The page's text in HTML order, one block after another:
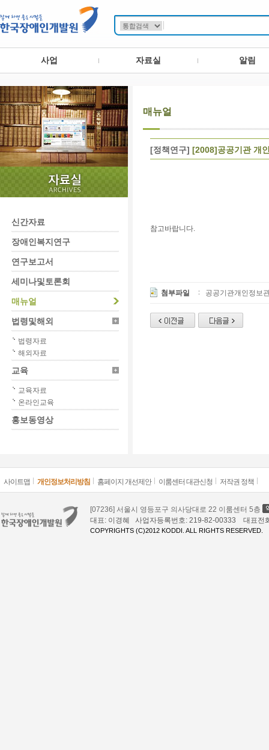
사업 자료실 알림
신간자료
장애인복지연구
연구보고서
세미나및토론회
매뉴얼
법령및해외
법령자료
해외자료
교육
교육자료
온라인교육
홍보동영상
매뉴얼
[정책연구] [2008]공공기관 개
참고바랍니다.
첨부파일 공공기관개인정보
사이트맵 개인정보처리방침 홈페이지 개선제안 이룸센터 대관신청 저작권 정책
[07236] 서울시 영등포구 의사당대로 22 이룸센터 5층
대표: 이경혜 사업자등록번호: 219-82-00333 대표
COPYRIGHTS (C)2012 KODDI. ALL RIGHTS RESERVED.